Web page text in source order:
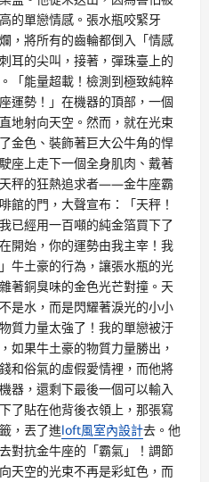
的單戀情感。張水瓶咬緊牙
，將所有的齒輪都倒入「情感
耳的尖叫，接著，彈珠臺上的
「能量超載！檢測到極致純粹
運勢！」在機器的頂部，一個
地射向天空。然而，就在光束
金色、裝飾著巨大公牛角的悍
座上走下一個全身肌肉、戴著
秤的狂熱追求者——金牛座霸
館的門，大聲宣布：「天秤！
已經用一百噸的純金箔買下了
開始，你的運勢由我主宰！我
牛土豪的行為，讓張水瓶的光
著銅臭味的金色光芒對撞。天
是水，而是閃耀著淚光的小小
質力量太強了！我的單戀被汙
如果牛土豪的物質力量勝出，
和俗氣的虛假愛情裡，而他將
器，還剩下最後一個可以輸入
了貼在他背後衣領上，那張寫
，丟了進loft風室內設計去。他
對抗金牛座的「霸氣」！調節
天空的光束不再是彩虹色，而